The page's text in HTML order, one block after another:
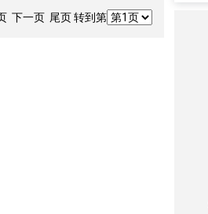
下一页 尾页 转到第